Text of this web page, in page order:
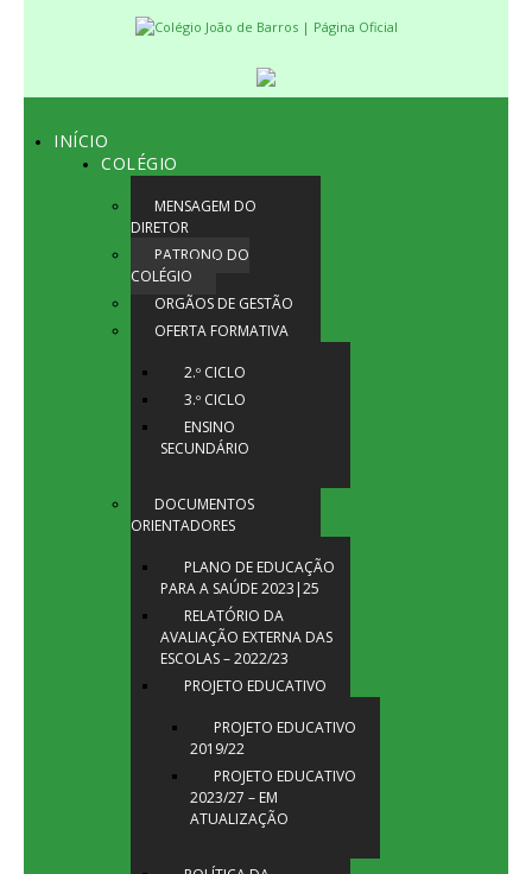
INÍCIO
COLÉGIO
MENSAGEM DO
DIRETOR
PATRONO DO
COLÉGIO
ORGÃOS DE GESTÃO
OFERTA FORMATIVA
2.º CICLO
3.º CICLO
ENSINO
SECUNDÁRIO
DOCUMENTOS
ORIENTADORES
PLANO DE EDUCAÇÃO
PARA A SAÚDE 2023|25
RELATÓRIO DA
AVALIAÇÃO EXTERNA DAS
ESCOLAS – 2022/23
PROJETO EDUCATIVO
PROJETO EDUCATIVO
2019/22
PROJETO EDUCATIVO
2023/27 – EM
ATUALIZAÇÃO